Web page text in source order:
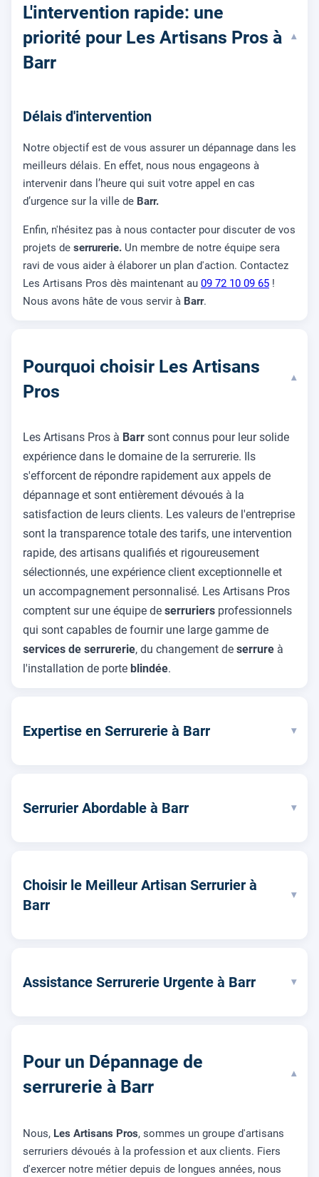
L'intervention rapide: une
priorité pour Les Artisans Pros à
Barr
▾
Délais d'intervention
Notre objectif est de vous assurer un dépannage dans les
meilleurs délais. En effet, nous nous engageons à
intervenir dans l’heure qui suit votre appel en cas
d’urgence sur la ville de Barr.
Enfin, n'hésitez pas à nous contacter pour discuter de vos
projets de serrurerie. Un membre de notre équipe sera
ravi de vous aider à élaborer un plan d'action. Contactez
Les Artisans Pros dès maintenant au 09 72 10 09 65 !
Nous avons hâte de vous servir à Barr.
Pourquoi choisir Les Artisans
Pros
▾
Les Artisans Pros à Barr sont connus pour leur solide
expérience dans le domaine de la serrurerie. Ils
s'efforcent de répondre rapidement aux appels de
dépannage et sont entièrement dévoués à la
satisfaction de leurs clients. Les valeurs de l'entreprise
sont la transparence totale des tarifs, une intervention
rapide, des artisans qualifiés et rigoureusement
sélectionnés, une expérience client exceptionnelle et
un accompagnement personnalisé. Les Artisans Pros
comptent sur une équipe de serruriers professionnels
qui sont capables de fournir une large gamme de
services de serrurerie, du changement de serrure à
l'installation de porte blindée.
Expertise en Serrurerie à Barr ▾
Serrurier Abordable à Barr ▾
Choisir le Meilleur Artisan Serrurier à
Barr
▾
Assistance Serrurerie Urgente à Barr ▾
Pour un Dépannage de
serrurerie à Barr
▾
Nous, Les Artisans Pros, sommes un groupe d'artisans
serruriers dévoués à la profession et aux clients. Fiers
d'exercer notre métier depuis de longues années, nous